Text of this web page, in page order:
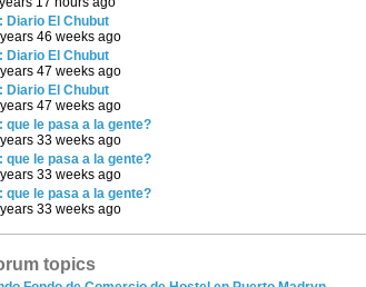
Diario El Chubut
46 weeks ago
Diario El Chubut
47 weeks ago
Diario El Chubut
47 weeks ago
que le pasa a la gente?
33 weeks ago
que le pasa a la gente?
33 weeks ago
que le pasa a la gente?
33 weeks ago
topics